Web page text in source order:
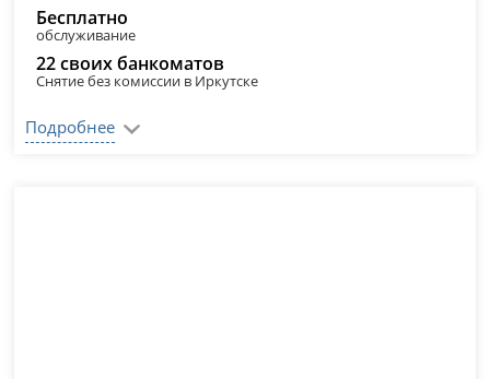
Бесплатно
обслуживание
22 своих банкоматов
Снятие без комиссии в Иркутске
Подробнее